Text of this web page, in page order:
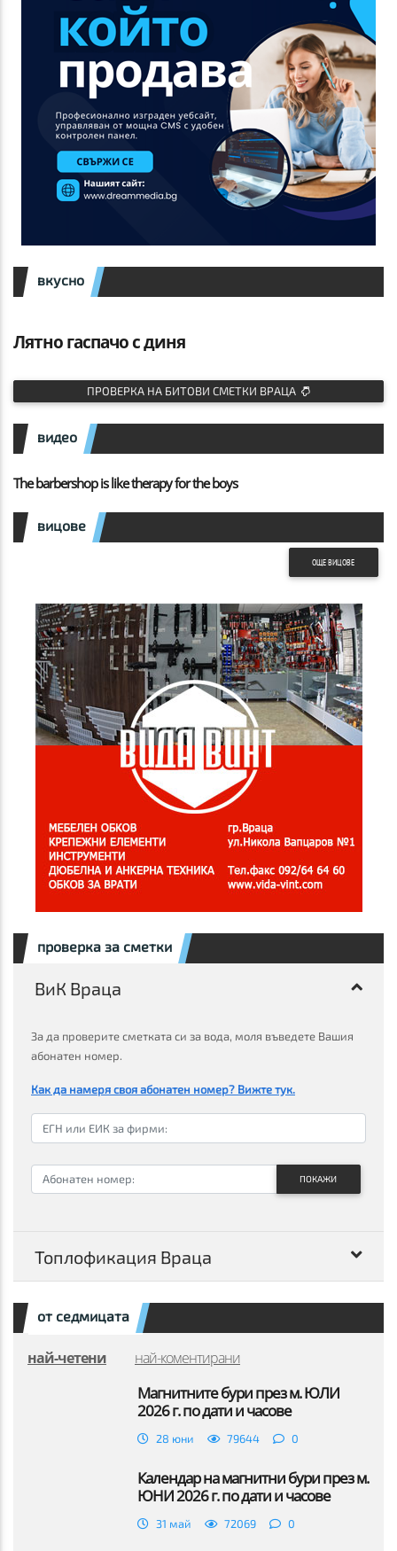
вкусно
Лятно гаспачо с диня
ПРОВЕРКА НА БИТОВИ СМЕТКИ ВРАЦА
видео
The barbershop is like therapy for the boys
вицове
ОЩЕ ВИЦОВЕ
проверка за сметки
ВиК Враца
За да проверите сметката си за вода, моля въведете Вашия
абонатен номер.
Как да намеря своя абонатен номер? Вижте тук.
ПОКАЖИ
Топлофикация Враца
от седмицата
най-четени най-коментирани
Магнитните бури през м. ЮЛИ
2026 г. по дати и часове
28 юни 79644 0
Календар на магнитни бури през м.
ЮНИ 2026 г. по дати и часове
31 май 72069 0